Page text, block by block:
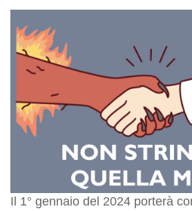
Il 1° gennaio del 2024 porterà